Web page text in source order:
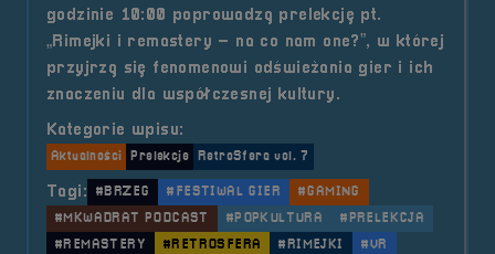
godzinie 10:00 poprowadzą prelekcję pt.
„Rimejki i remastery – na co nam one?”, w której
przyjrzą się fenomenowi odświeżania gier i ich
znaczeniu dla współczesnej kultury.
Kategorie wpisu:
Aktualności Prelekcje RetroSfera vol. 7
Tagi: #BRZEG #FESTIWAL GIER
#GAMING
#MKWADRAT PODCAST
#POPKULTURA
#PRELEKCJA
#REMASTERY
#RETROSFERA #RIMEJKI #VR